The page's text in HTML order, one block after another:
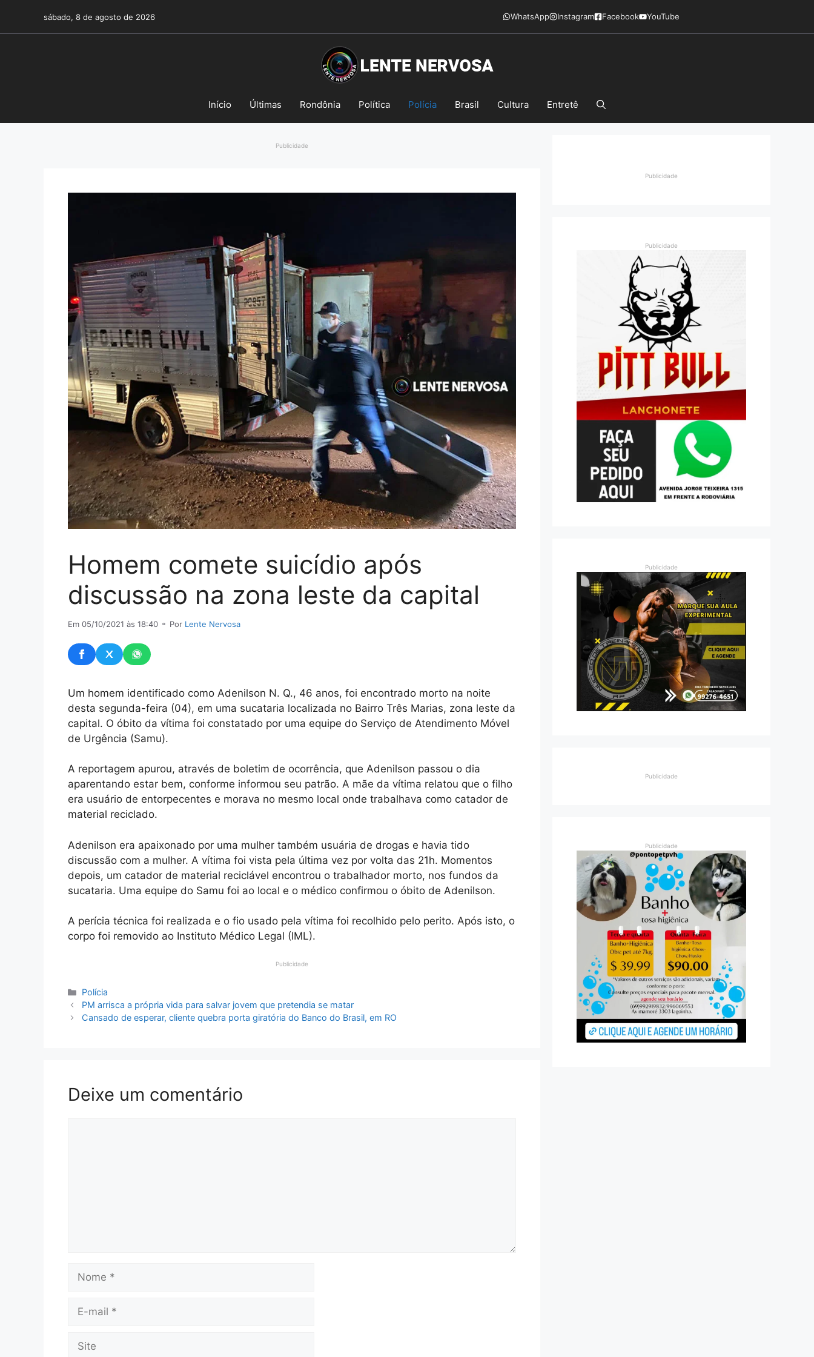
o
sábado, 8 de agosto de 2026 WhatsApp Instagram Facebook YouTube
Início Últimas Rondônia Política Polícia Brasil Cultura Entretê
Publicidade
Homem comete suicídio após
discussão na zona leste da capital
Em 05/10/2021 às 18:40 ⚬ Por Lente Nervosa
Um homem identificado como Adenilson N. Q., 46 anos, foi encontrado morto na noite
desta segunda-feira (04), em uma sucataria localizada no Bairro Três Marias, zona leste da
capital. O óbito da vítima foi constatado por uma equipe do Serviço de Atendimento Móvel
de Urgência (Samu).
A reportagem apurou, através de boletim de ocorrência, que Adenilson passou o dia
aparentando estar bem, conforme informou seu patrão. A mãe da vítima relatou que o filho
era usuário de entorpecentes e morava no mesmo local onde trabalhava como catador de
material reciclado.
Adenilson era apaixonado por uma mulher também usuária de drogas e havia tido
discussão com a mulher. A vítima foi vista pela última vez por volta das 21h. Momentos
depois, um catador de material reciclável encontrou o trabalhador morto, nos fundos da
sucataria. Uma equipe do Samu foi ao local e o médico confirmou o óbito de Adenilson.
A perícia técnica foi realizada e o fio usado pela vítima foi recolhido pelo perito. Após isto, o
corpo foi removido ao Instituto Médico Legal (IML).
Publicidade
Categorias
Polícia
PM arrisca a própria vida para salvar jovem que pretendia se matar
Cansado de esperar, cliente quebra porta giratória do Banco do Brasil, em RO
Deixe um comentário
Nome
Site
Publicidade
Publicidade
Publicidade
Publicidade
Publicidade